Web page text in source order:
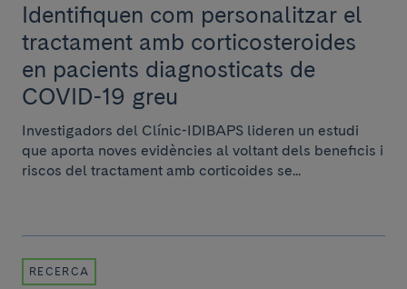
Identifiquen com personalitzar el
tractament amb corticosteroides
en pacients diagnosticats de
COVID-19 greu
Investigadors del Clínic-IDIBAPS lideren un estudi
que aporta noves evidències al voltant dels beneficis i
riscos del tractament amb corticoides se...
RECERCA